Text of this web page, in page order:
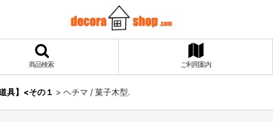
商品検索 ご利用案内
具】<その１ > ヘチマ / 菓子木型.